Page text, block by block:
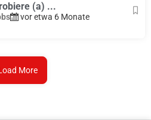
(a) ...
vor etwa 6 Monate
More